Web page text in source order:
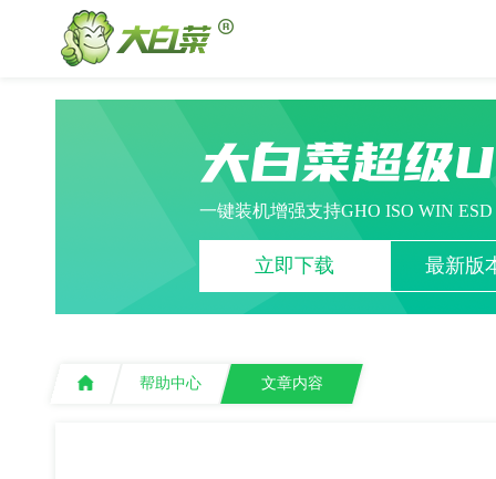
大白菜超级
一键装机增强支持GHO ISO WIN
立即下载 最新版
帮助中心 文章内容